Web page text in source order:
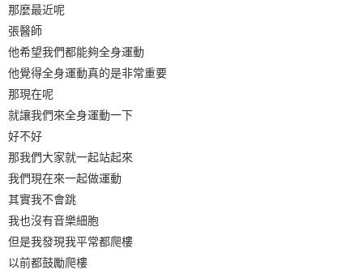
那麼最近呢
張醫師
他希望我們都能夠全身運動
他覺得全身運動真的是非常重要
那現在呢
就讓我們來全身運動一下
好不好
那我們大家就一起站起來
我們現在來一起做運動
其實我不會跳
我也沒有音樂細胞
但是我發現我平常都爬樓
以前都鼓勵爬樓